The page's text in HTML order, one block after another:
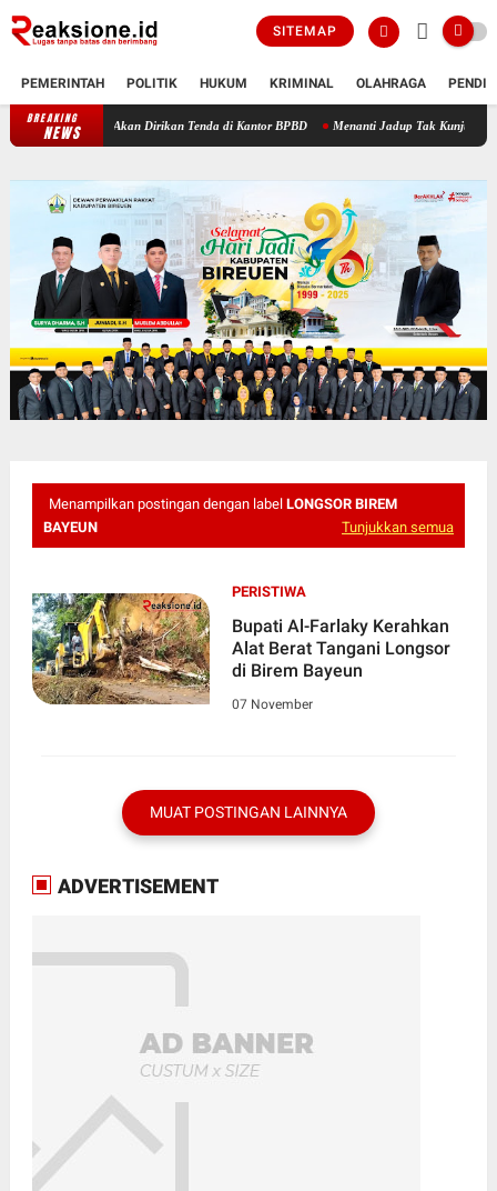
SITEMAP
PEMERINTAH POLITIK HUKUM KRIMINAL OLAHRAGA
BREAKING
NEWS
Ceurape Akan Dirikan Tenda di Kantor BPBD Menanti Jadup Tak Kunjung Cair,
Menampilkan postingan dengan label LONGSOR BIREM
BAYEUN
Tunjukkan semua
PERISTIWA
Bupati Al-Farlaky Kerahkan
Alat Berat Tangani Longsor
di Birem Bayeun
07 November
MUAT POSTINGAN LAINNYA
ADVERTISEMENT